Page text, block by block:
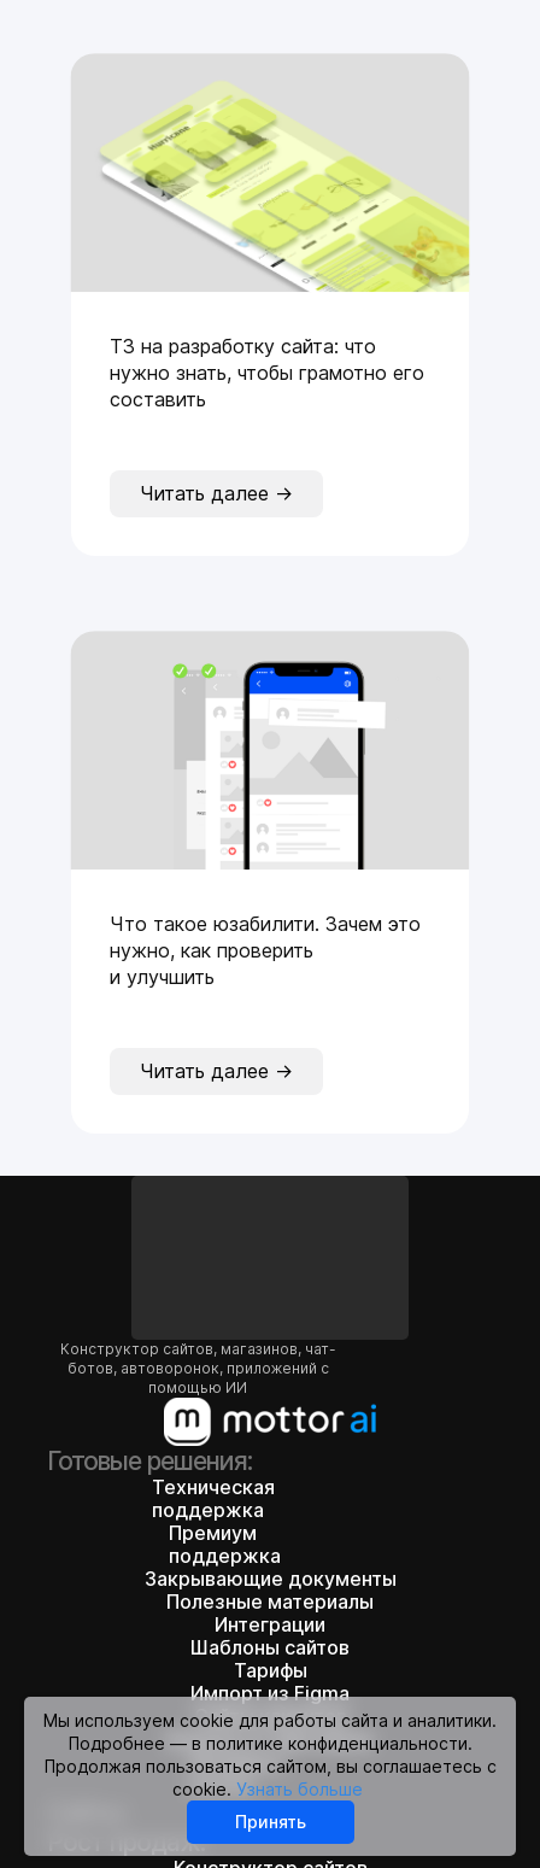
Мы используем cookie для работы сайта и аналитики.
Подробнее — в политике конфиденциальности.
Продолжая пользоваться сайтом, вы соглашаетесь с
cookie. Узнать больше
Принять
450+ шаблонов
ТЗ на разработку сайта: что
нужно знать, чтобы грамотно его
составить
Читать далее →
Что такое юзабилити. Зачем это
нужно, как проверить
и улучшить
Читать далее →
Конструктор сайтов, магазинов, чат-
ботов, автоворонок, приложений с
помощью ИИ
Готовые решения:
Техническая
поддержка
Премиум
поддержка
Закрывающие документы
Полезные материалы
Интеграции
Шаблоны сайтов
Тарифы
Импорт из Figma
Сайты клиентов
Бонусы от партнеров
Эксперты
mottor
Рост продаж: